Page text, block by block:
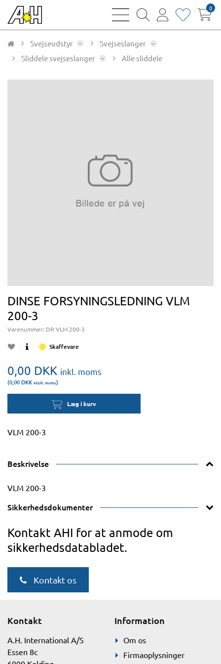
bars
magnifying
user
heart0
Svejseudstyr
Svejseslanger
Sliddele svejseslanger
Alle sliddele
DINSE FORSYNINGSLEDNING VLM
200-3
Varenummer: DR VLM 200-3
Skaffevare
0,00 DKK inkl. moms
(0,00 DKK ekskl. moms)
Læg i kurv
VLM 200-3
Beskrivelse
VLM 200-3
Sikkerhedsdokumenter
Kontakt AHI for at anmode om
sikkerhedsdatabladet.
Kontakt os
Kontakt
A.H. International A/S
Essen 8c
Information
Om os
Firmaoplysninger